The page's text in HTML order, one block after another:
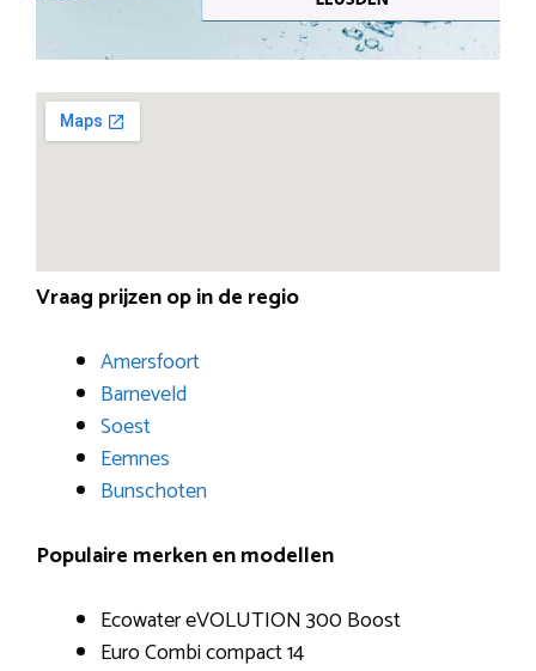
Vraag prijzen op in de regio
Amersfoort
Barneveld
Soest
Eemnes
Bunschoten
Populaire merken en modellen
Ecowater eVOLUTION 300 Boost
Euro Combi compact 14